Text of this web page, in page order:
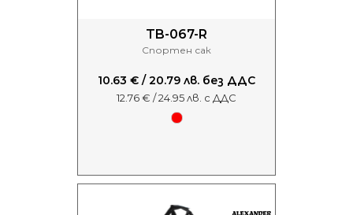
TB-067-R
Спортен сак
10.63 € / 20.79 лв. без ДДС
12.76 € / 24.95 лв. с ДДС